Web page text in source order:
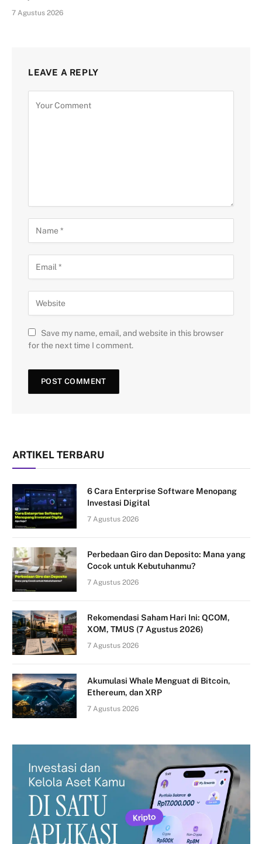
7 Agustus 2026
LEAVE A REPLY
Save my name, email, and website in this browser
for the next time I comment.
ARTIKEL TERBARU
6 Cara Enterprise Software Menopang
Investasi Digital
7 Agustus 2026
Perbedaan Giro dan Deposito: Mana yang
Cocok untuk Kebutuhanmu?
7 Agustus 2026
Rekomendasi Saham Hari Ini: QCOM,
XOM, TMUS (7 Agustus 2026)
7 Agustus 2026
Akumulasi Whale Menguat di Bitcoin,
Ethereum, dan XRP
7 Agustus 2026